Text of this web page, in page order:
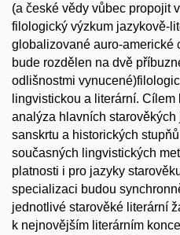
(a české vědy vůbec propojit
filologický výzkum jazykově-
globalizované auro-americké
bude rozdělen na dvě
odlišnostmi
lingvistickou a literární.
analýza hlavních starověkých
sanskrtu a historických
současných lingvistických
platnosti i pro jazyky
specializaci budou
jednotlivé starověké literární
k nejnovějším literárním